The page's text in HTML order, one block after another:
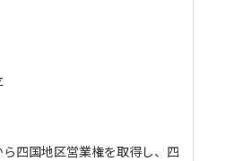
四国地区営業権を取得し、四